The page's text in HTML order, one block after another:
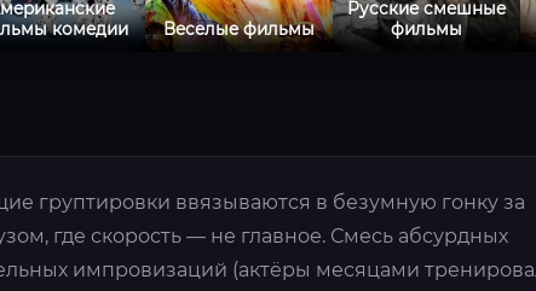
комедии
Веселые фильмы
Русские смешные
фильмы
груптировки ввязываются в безумную гонку за
где скорость — не главное. Смесь абсурдных
импровизаций (актёры месяцами